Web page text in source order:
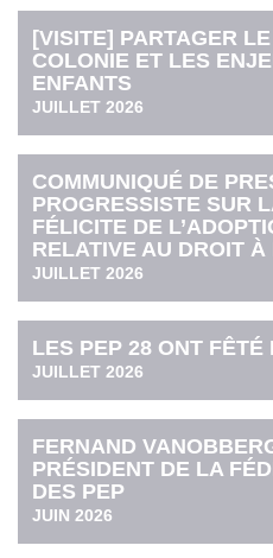
[VISITE] PARTAGER LE
COLONIE ET LES
ENFANTS
JUILLET 2026
COMMUNIQUÉ DE
PROGRESSISTE SUR
FÉLICITE DE
RELATIVE AU DROIT À
JUILLET 2026
LES PEP 28 ONT FÊTÉ
JUILLET 2026
FERNAND
PRÉSIDENT DE LA
DES PEP
JUIN 2026